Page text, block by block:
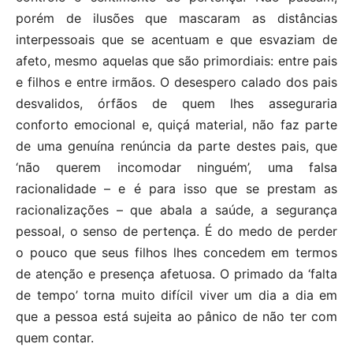
porém de ilusões que mascaram as distâncias
interpessoais que se acentuam e que esvaziam de
afeto, mesmo aquelas que são primordiais: entre pais
e filhos e entre irmãos. O desespero calado dos pais
desvalidos, órfãos de quem lhes asseguraria
conforto emocional e, quiçá material, não faz parte
de uma genuína renúncia da parte destes pais, que
‘não querem incomodar ninguém’, uma falsa
racionalidade – e é para isso que se prestam as
racionalizações – que abala a saúde, a segurança
pessoal, o senso de pertença. É do medo de perder
o pouco que seus filhos lhes concedem em termos
de atenção e presença afetuosa. O primado da ‘falta
de tempo’ torna muito difícil viver um dia a dia em
que a pessoa está sujeita ao pânico de não ter com
quem contar.